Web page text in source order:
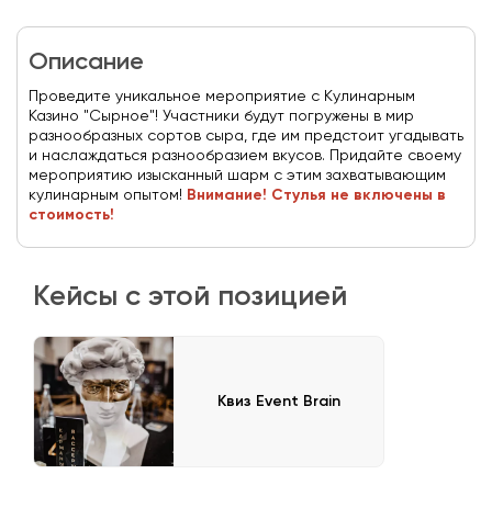
Описание
Проведите уникальное мероприятие с Кулинарным
Казино "Сырное"! Участники будут погружены в мир
разнообразных сортов сыра, где им предстоит угадывать
и наслаждаться разнообразием вкусов. Придайте своему
мероприятию изысканный шарм с этим захватывающим
кулинарным опытом! Внимание! Стулья не включены в
стоимость!
Кейсы с этой позицией
Квиз Event Brain